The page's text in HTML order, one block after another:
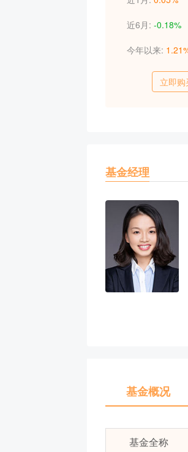
近6月: -0.18%
今年以来:
立即购
基金经理
基金概况
基金全称